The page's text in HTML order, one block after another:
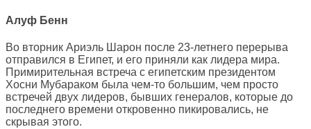
Алуф Бенн
Во вторник Ариэль Шарон после 23-летнего перерыва
отправился в Египет, и его приняли как лидера мира.
Примирительная встреча с египетским президентом
Хосни Мубараком была чем-то большим, чем просто
встречей двух лидеров, бывших генералов, которые до
последнего времени откровенно пикировались, не
скрывая этого.